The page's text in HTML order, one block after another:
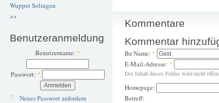
WupperSolingen
>>
Benutzeranmeldung
Benutzername: *
Passwort: *
Neues Passwort anfordern
Kommentare
Kommentar
Ihr Name: *
E-Mail-Adresse: *
Der Inhalt dieses Feldes wird nicht
Homepage:
Betreff: